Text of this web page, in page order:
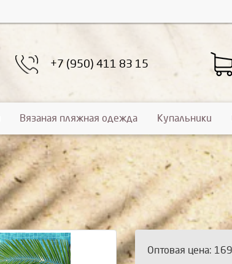
+7 (950) 411 83 15
Вязаная пляжная одежда Купальники
Оптовая цена: